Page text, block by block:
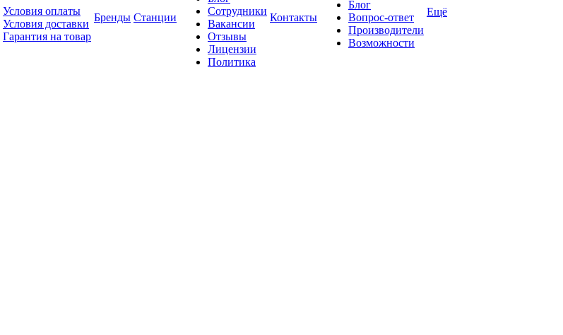
Условия оплаты
Условия доставки
Гарантия на товар
Бренды Станции
Сотрудники
Вакансии
Отзывы
Лицензии
Политика
Контакты
Блог
Вопрос-ответ
Производители
Возможности
Ещё